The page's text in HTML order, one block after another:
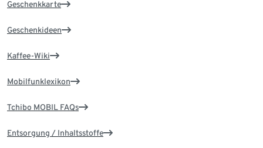
Geschenkkarte
Geschenkideen
Kaffee-Wiki
Mobilfunklexikon
Tchibo MOBIL FAQs
Entsorgung / Inhaltsstoffe